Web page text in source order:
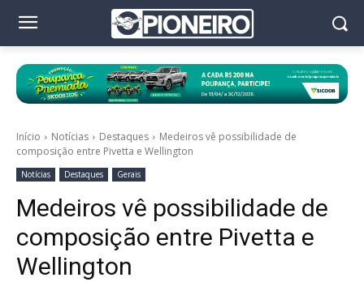
Início Notícias Destaques
Medeiros vê possibilidade de
composição entre Pivetta e Wellington
Notícias Destaques Gerais
Medeiros vê possibilidade de
composição entre Pivetta e
Wellington